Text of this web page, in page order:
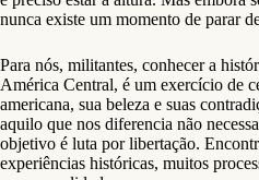
nunca existe um momento de parar
Para nós, militantes, conhecer a
América Central, é um exercício de
americana, sua beleza e suas
aquilo que nos diferencia não
objetivo é luta por libertação.
experiências históricas, muitos